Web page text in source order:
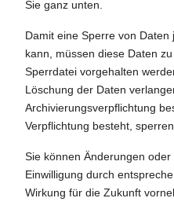
Sie ganz unten.
Damit eine Sperre von
kann, müssen diese Daten
Sperrdatei vorgehalten
Löschung der Daten
Archivierungsverpflichtung
Verpflichtung besteht,
Sie können Änderungen
Einwilligung durch
Wirkung für die Zukunft